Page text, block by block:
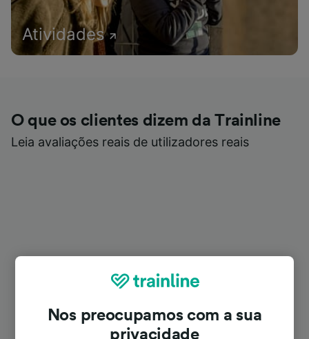
Atividades
O que os clientes dizem da Trainline
Leia avaliações reais de utilizadores reais
Nos preocupamos com a sua
privacidade